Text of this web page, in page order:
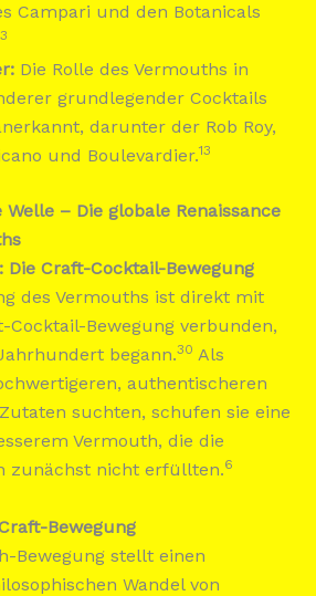
Campari und den Botanicals
Die Rolle des Vermouths in
grundlegender Cocktails
darunter der Rob Roy,
und Boulevardier.13
– Die globale Renaissance
Die Craft-Cocktail-Bewegung
des Vermouths ist direkt mit
Cocktail-Bewegung verbunden,
begann.30 Als
authentischeren
suchten, schufen sie eine
Vermouth, die die
zunächst nicht erfüllten.6
Bewegung
Bewegung stellt einen
Wandel von